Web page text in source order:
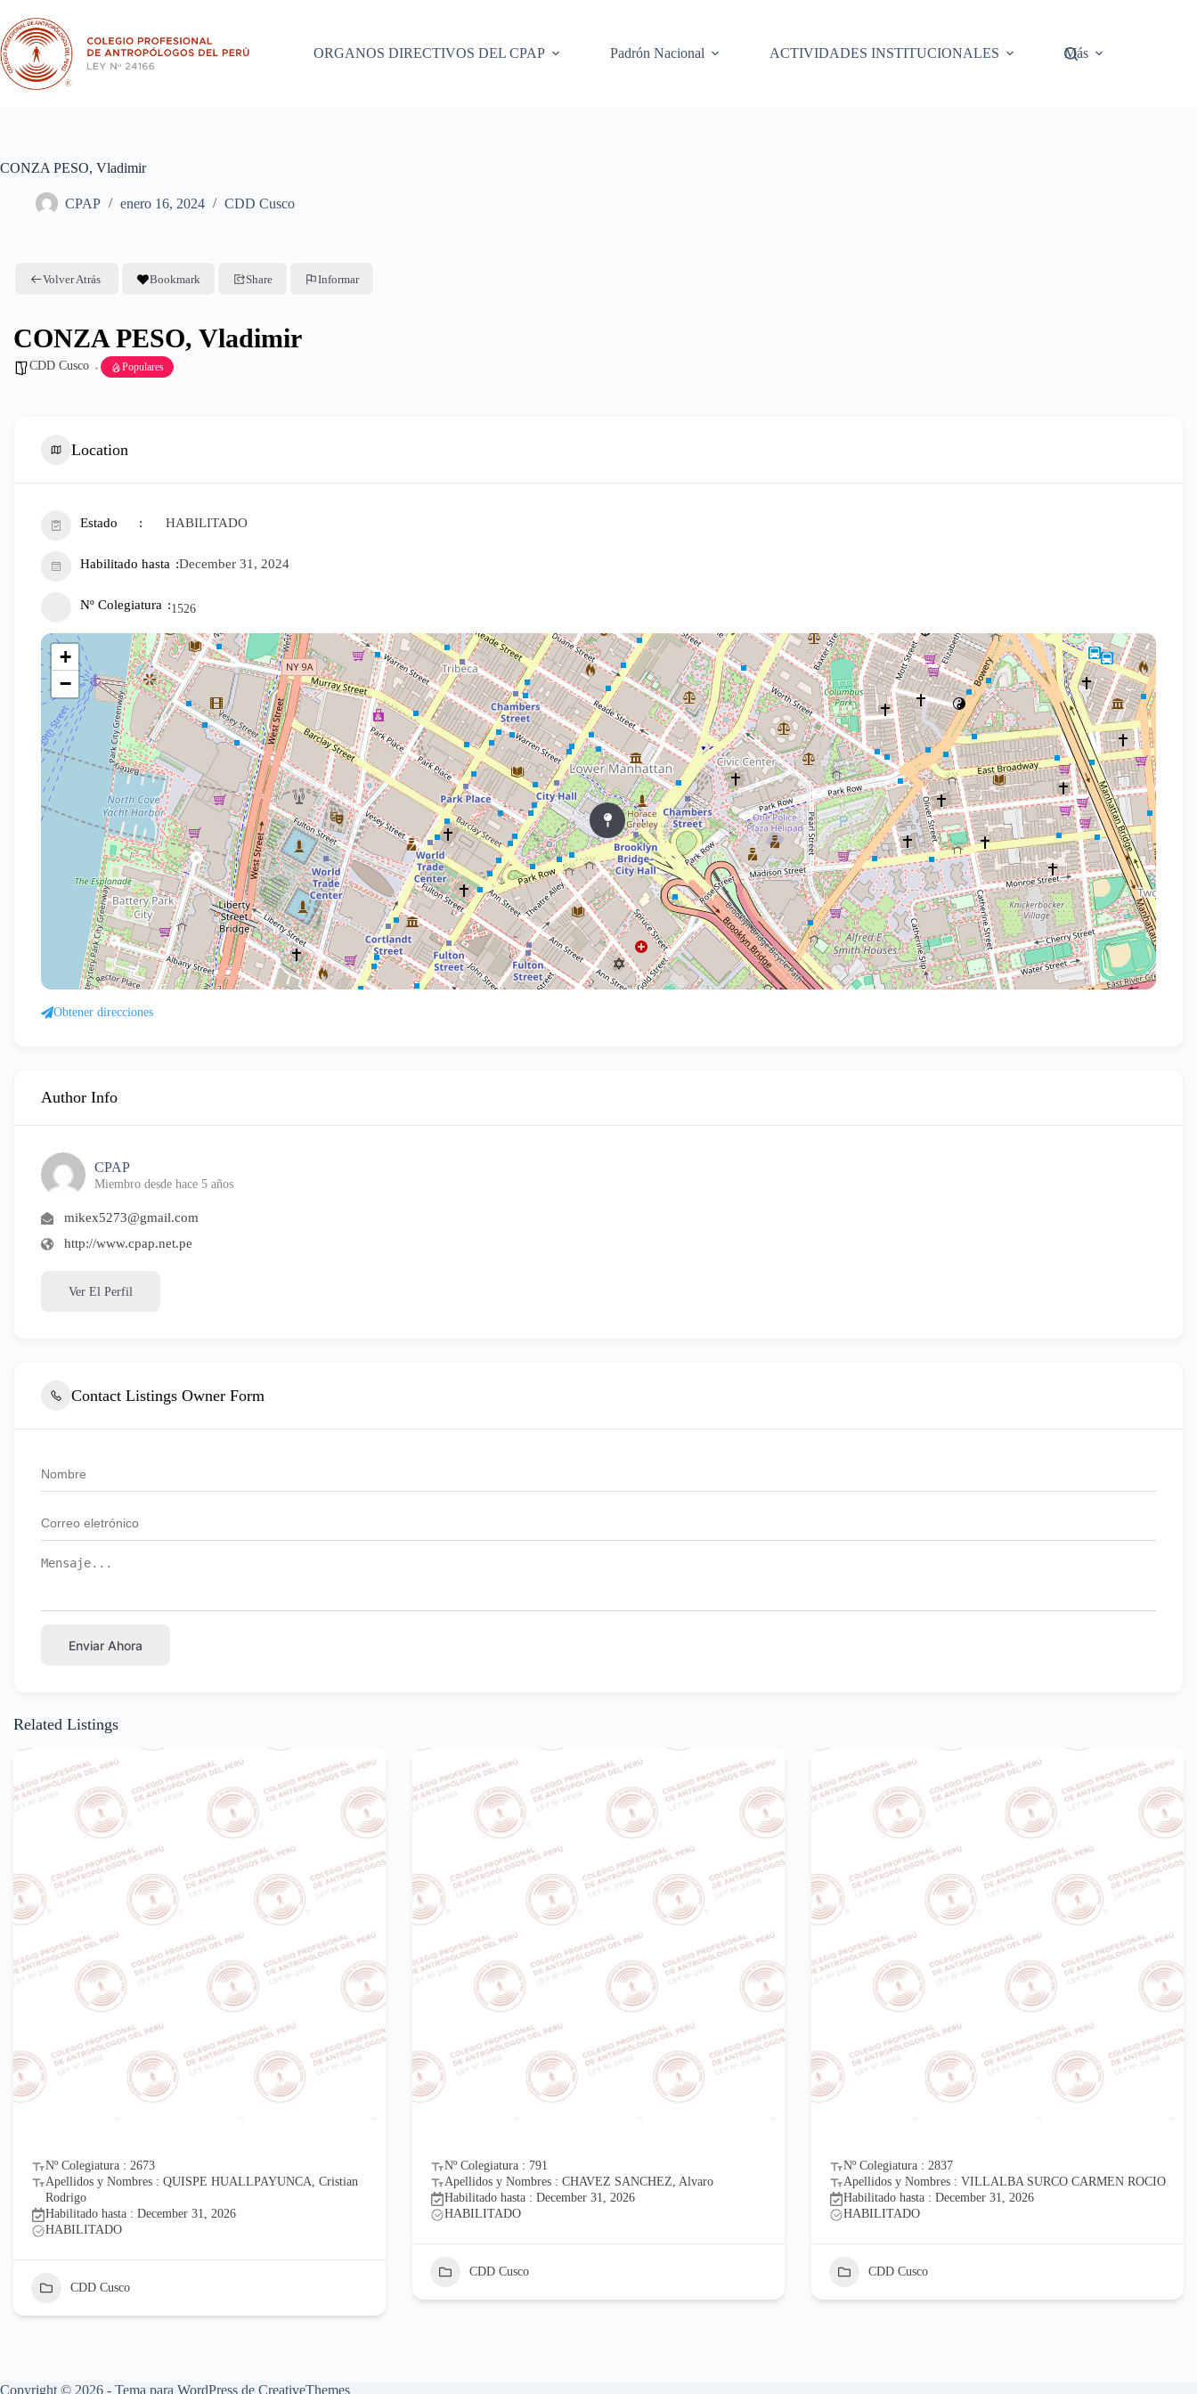
contenido
ORGANOS DIRECTIVOS DEL CPAP
Padrón Nacional ACTIVIDADES INSTITUCIONALES Más
CONZA PESO, Vladimir
CPAP enero 16, 2024 CDD Cusco
Volver Atrás Bookmark Share Informar
CONZA PESO, Vladimir
CDD Cusco Populares
Location
Estado HABILITADO
Habilitado hasta December 31, 2024
Nº Colegiatura 1526
+
−
Obtener direcciones
Author Info
CPAP
Miembro desde hace 5 años
mikex5273@gmail.com
http://www.cpap.net.pe
Ver El Perfil
Contact Listings Owner Form
Enviar Ahora
Related Listings
Nº Colegiatura : 2673
Apellidos y Nombres : QUISPE HUALLPAYUNCA, Cristian
Rodrigo
Habilitado hasta : December 31, 2026
HABILITADO
CDD Cusco
Nº Colegiatura : 791
Apellidos y Nombres : CHAVEZ SANCHEZ, Alvaro
Habilitado hasta : December 31, 2026
HABILITADO
CDD Cusco
Nº Colegiatura : 2837
Apellidos y Nombres : VILLALBA SURCO CARMEN ROCIO
Habilitado hasta : December 31, 2026
HABILITADO
CDD Cusco
Copyright © 2026 - Tema para WordPress de CreativeThemes